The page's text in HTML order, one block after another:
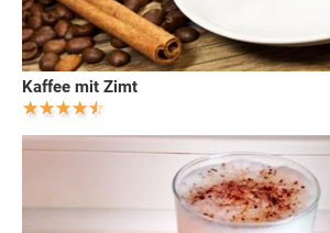
Kaffee mit Zimt